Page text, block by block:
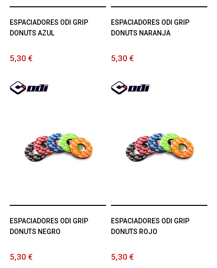
ESPACIADORES ODI GRIP
DONUTS AZUL
5,30 €
ESPACIADORES ODI GRIP
DONUTS NARANJA
5,30 €
ESPACIADORES ODI GRIP
DONUTS NEGRO
5,30 €
ESPACIADORES ODI GRIP
DONUTS ROJO
5,30 €